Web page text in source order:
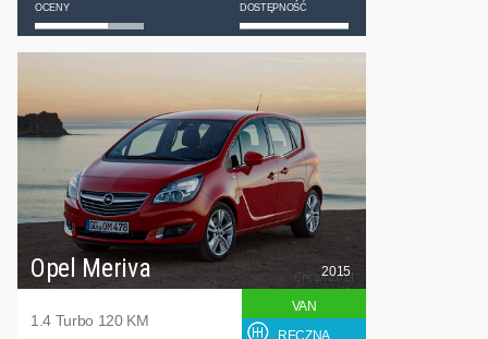
OCENY DOSTĘPNOŚĆ
Opel Meriva
1.4 Turbo 120 KM
2015
VAN
RĘCZNA